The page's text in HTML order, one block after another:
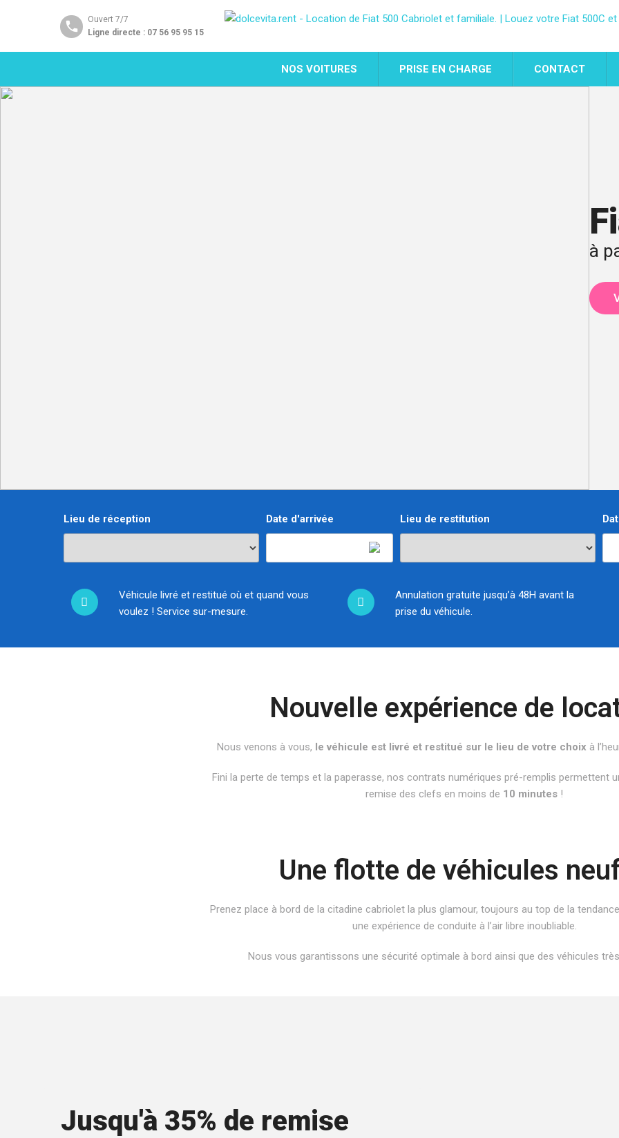
Ouvert 7/7
Ligne directe : 07 56 95 95 15
NOS VOITURES PRISE EN CHARGE CONTACT
à
Lieu de réception Lieu de restitution
Date d'arrivée
Véhicule livré et restitué où et quand vous
voulez ! Service sur-mesure.
Annulation gratuite jusqu’à 48H avant la
prise du véhicule.
Nouvelle expérience de
Nous venons à vous, le véhicule est livré et restitué sur le lieu de votre choix à
Fini la perte de temps et la paperasse, nos contrats numériques pré-remplis permettent
remise des clefs en moins de 10 minutes !
Une flotte de véhicules
Prenez place à bord de la citadine cabriolet la plus glamour, toujours au top de la
une expérience de conduite à l’air libre inoubliable.
Nous vous garantissons une sécurité optimale à bord ainsi que des véhicules
Jusqu'à 35% de remise